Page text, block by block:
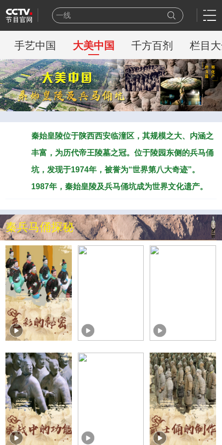
一线
豪门盛宴
新闻联播
世界杯
熊出没
今日说法
百家讲坛
手艺中国 大美中国 千方百剂 栏目
秦始皇陵位于陕西西安临潼区，其规模之大、内涵之
丰富，为历代帝王陵墓之冠。位于陵园东侧的兵马俑
坑，发现于1974年，被誉为“世界第八大奇迹”。
1987年，秦始皇陵及兵马俑坑成为世界文化遗产。
秦兵马俑探秘